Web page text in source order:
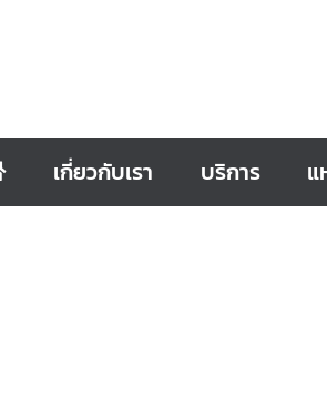
เกี่ยวกับเรา บริการ แ